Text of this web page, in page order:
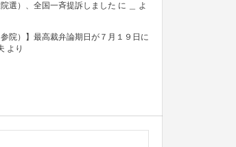
選）、全国一斉提訴しました に
よ
院）】最高裁弁論期日が７月１９日に
より